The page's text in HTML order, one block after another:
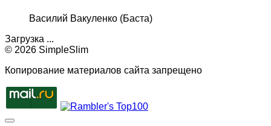
Василий Вакуленко (Баста)
Загрузка ...
© 2026 SimpleSlim
Копирование материалов сайта запрещено